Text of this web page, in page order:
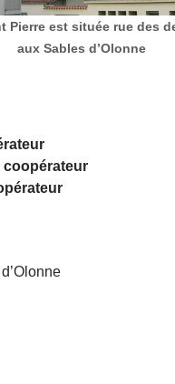
Pierre est située rue des
aux Sables d’Olonne
coopérateur